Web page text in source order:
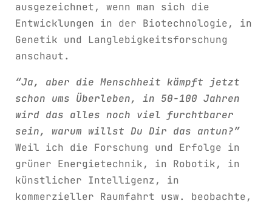
ausgezeichnet, wenn man sich die
Entwicklungen in der Biotechnologie, in
Genetik und Langlebigkeitsforschung
anschaut.
“Ja, aber die Menschheit kämpft jetzt
schon ums Überleben, in 50-100 Jahren
wird das alles noch viel furchtbarer
sein, warum willst Du Dir das antun?”
Weil ich die Forschung und Erfolge in
grüner Energietechnik, in Robotik, in
künstlicher Intelligenz, in
kommerzieller Raumfahrt usw. beobachte,